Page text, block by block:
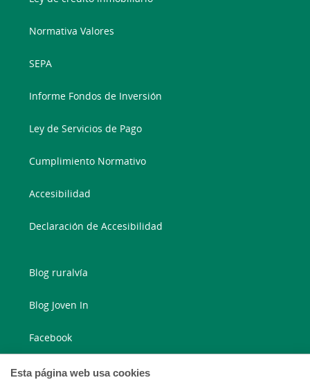
Esta página web usa cookies
Normativa Valores
SEPA
Informe Fondos de Inversión
Ley de Servicios de Pago
Cumplimiento Normativo
Accesibilidad
Declaración de Accesibilidad
Blog ruralvía
Blog Joven In
Facebook
Twitter